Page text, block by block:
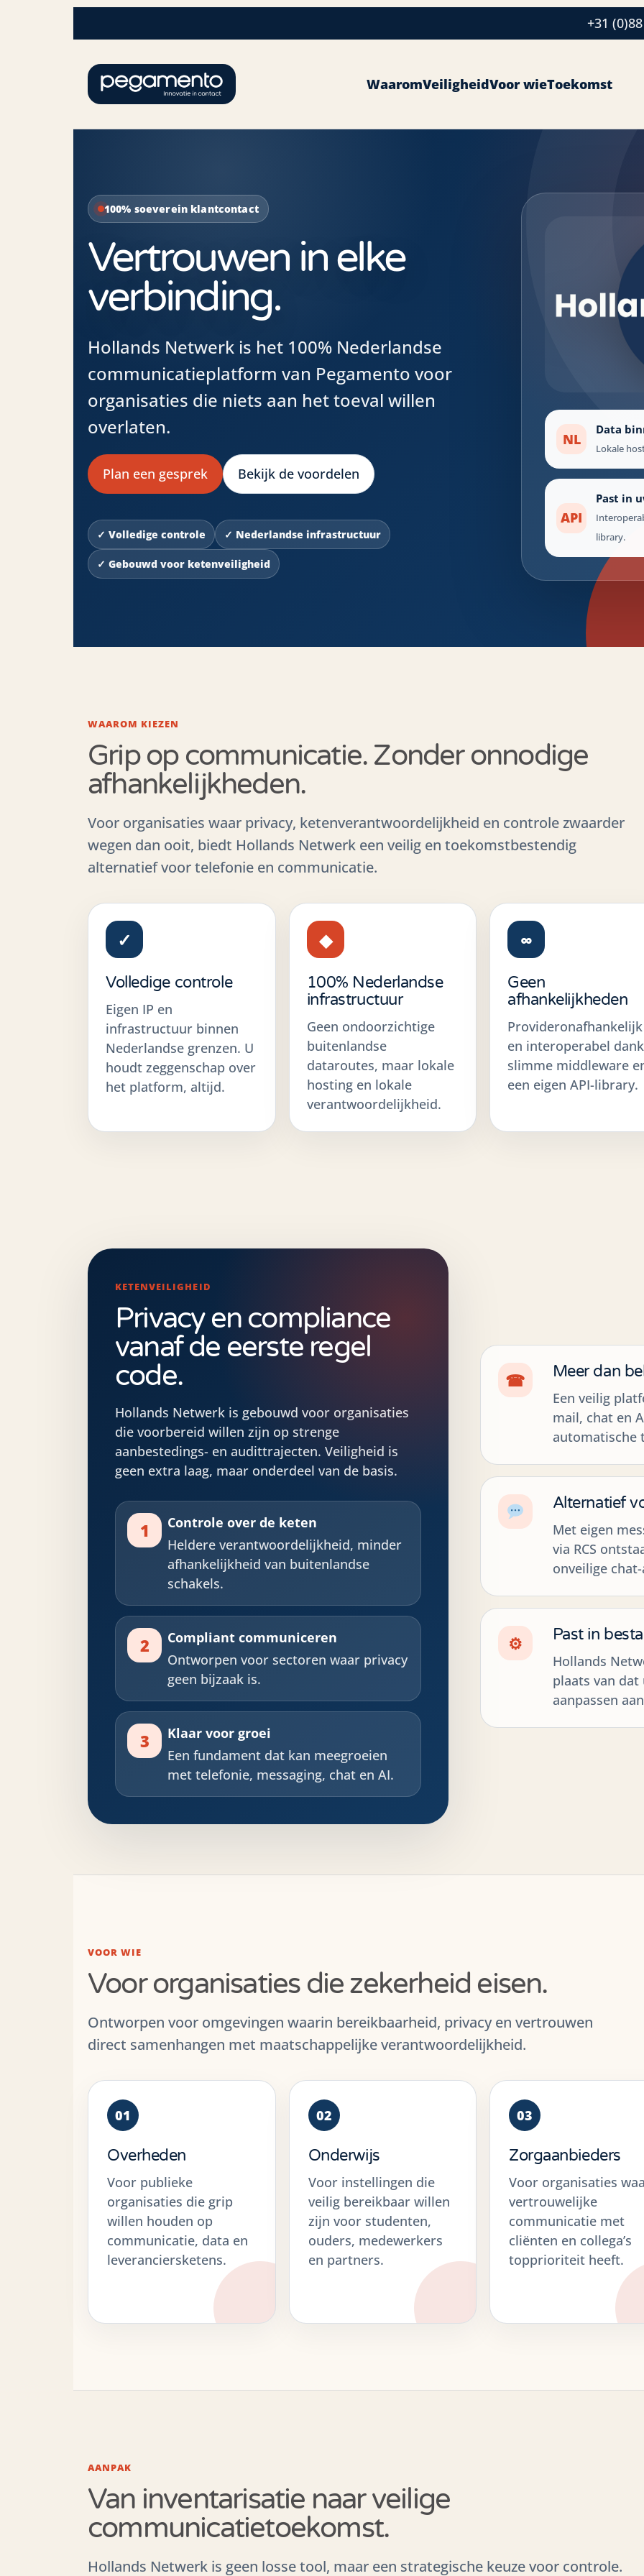
+31
WaaromVeiligheidVoor wieToekomst
100% soeverein klantcontact
Vertrouwen in elke
verbinding.
Hollands Netwerk is het 100% Nederlandse
communicatieplatform van Pegamento voor
organisaties die niets aan het toeval willen
overlaten.
Plan een gesprek Bekijk de voordelen
✓ Volledige controle ✓ Nederlandse infrastructuur
✓ Gebouwd voor ketenveiligheid
NL
Data
Lokale
API
Past in
library.
WAAROM KIEZEN
Grip op communicatie. Zonder onnodige
afhankelijkheden.
Voor organisaties waar privacy, ketenverantwoordelijkheid en controle zwaarder
wegen dan ooit, biedt Hollands Netwerk een veilig en toekomstbestendig
alternatief voor telefonie en communicatie.
✓
Volledige controle
Eigen IP en
infrastructuur binnen
Nederlandse grenzen. U
houdt zeggenschap over
het platform, altijd.
◆
100% Nederlandse
infrastructuur
Geen ondoorzichtige
buitenlandse
dataroutes, maar lokale
hosting en lokale
verantwoordelijkheid.
∞
Geen
afhankelijkheden
Provideronafhankelijk
en interoperabel
slimme middleware
een eigen API-library.
KETENVEILIGHEID
Privacy en compliance
vanaf de eerste regel
code.
Hollands Netwerk is gebouwd voor organisaties
die voorbereid willen zijn op strenge
aanbestedings- en audittrajecten. Veiligheid is
geen extra laag, maar onderdeel van de basis.
1
Controle over de keten
Heldere verantwoordelijkheid, minder
afhankelijkheid van buitenlandse
schakels.
2
Compliant communiceren
Ontworpen voor sectoren waar privacy
geen bijzaak is.
3
Klaar voor groei
Een fundament dat kan meegroeien
met telefonie, messaging, chat en AI.
☎ Meer dan
Een veilig
mail, chat en
automatische
Alternatief
Met eigen
via RCS
onveilige
⚙ Past in
Hollands
plaats van
aanpassen
VOOR WIE
Voor organisaties die zekerheid eisen.
Ontworpen voor omgevingen waarin bereikbaarheid, privacy en vertrouwen
direct samenhangen met maatschappelijke verantwoordelijkheid.
01
Overheden
Voor publieke
organisaties die grip
willen houden op
communicatie, data en
leveranciersketens.
02
Onderwijs
Voor instellingen die
veilig bereikbaar willen
zijn voor studenten,
ouders, medewerkers
en partners.
03
Zorgaanbieders
Voor organisaties
vertrouwelijke
communicatie met
cliënten en collega’s
topprioriteit heeft.
AANPAK
Van inventarisatie naar veilige
communicatietoekomst.
Hollands Netwerk is geen losse tool, maar een strategische keuze voor controle.